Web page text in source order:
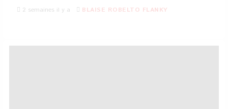
2 semaines il y a BLAISE ROBELTO FLANKY